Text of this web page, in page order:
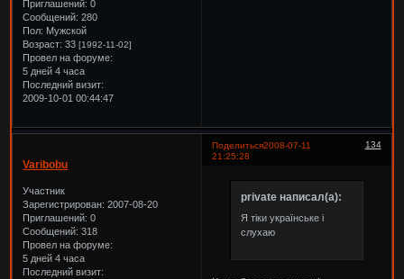
Приглашений: 0
Сообщений: 280
Пол: Мужской
Возраст: 33[1992-11-02]
Провел на форуме:
5 дней 4 часа
Последний визит:
2009-10-01 00:44:47
Поделиться 134
2008-07-11
21:25:28
Varibobu
Участник
Зарегистрирован: 2007-08-20
Приглашений: 0
Сообщений: 318
Провел на форуме:
5 дней 4 часа
Последний визит:
private написал(а):
Я тіки українське і
слухаю